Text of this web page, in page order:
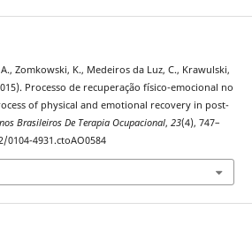
Zomkowski, K., Medeiros da Luz, C., Krawulski,
Processo de recuperação físico-emocional no
of physical and emotional recovery in post-
Brasileiros De Terapia Ocupacional, 23(4), 747–
4931.ctoAO0584